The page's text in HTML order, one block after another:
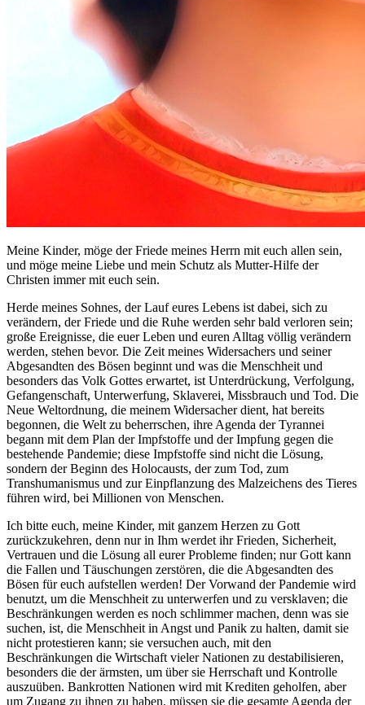
Meine Kinder, möge der Friede meines Herrn mit euch allen sein,
und möge meine Liebe und mein Schutz als Mutter-Hilfe der
Christen immer mit euch sein.
Herde meines Sohnes, der Lauf eures Lebens ist dabei, sich zu
verändern, der Friede und die Ruhe werden sehr bald verloren sein;
große Ereignisse, die euer Leben und euren Alltag völlig verändern
werden, stehen bevor. Die Zeit meines Widersachers und seiner
Abgesandten des Bösen beginnt und was die Menschheit und
besonders das Volk Gottes erwartet, ist Unterdrückung, Verfolgung,
Gefangenschaft, Unterwerfung, Sklaverei, Missbrauch und Tod. Die
Neue Weltordnung, die meinem Widersacher dient, hat bereits
begonnen, die Welt zu beherrschen, ihre Agenda der Tyrannei
begann mit dem Plan der Impfstoffe und der Impfung gegen die
bestehende Pandemie; diese Impfstoffe sind nicht die Lösung,
sondern der Beginn des Holocausts, der zum Tod, zum
Transhumanismus und zur Einpflanzung des Malzeichens des Tieres
führen wird, bei Millionen von Menschen.
Ich bitte euch, meine Kinder, mit ganzem Herzen zu Gott
zurückzukehren, denn nur in Ihm werdet ihr Frieden, Sicherheit,
Vertrauen und die Lösung all eurer Probleme finden; nur Gott kann
die Fallen und Täuschungen zerstören, die die Abgesandten des
Bösen für euch aufstellen werden! Der Vorwand der Pandemie wird
benutzt, um die Menschheit zu unterwerfen und zu versklaven; die
Beschränkungen werden es noch schlimmer machen, denn was sie
suchen, ist, die Menschheit in Angst und Panik zu halten, damit sie
nicht protestieren kann; sie versuchen auch, mit den
Beschränkungen die Wirtschaft vieler Nationen zu destabilisieren,
besonders die der ärmsten, um über sie Herrschaft und Kontrolle
auszuüben. Bankrotten Nationen wird mit Krediten geholfen, aber
um Zugang zu ihnen zu haben, müssen sie die gesamte Agenda der